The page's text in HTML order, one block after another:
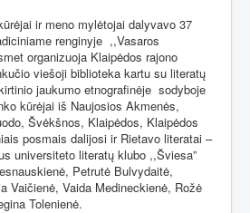
ir meno mylėtojai dalyvavo 37
renginyje ,,Vasaros
organizuoja Klaipėdos rajono
viešoji biblioteka kartu su literatų
jaukumo etnografinėje sodyboje
kūrėjai iš Naujosios Akmenės,
Švėkšnos, Klaipėdos, Klaipėdos
posmais dalijosi ir Rietavo literatai –
universiteto literatų klubo ,,Šviesa”
Petrutė Bulvydaitė,
Vaičienė, Vaida Medineckienė, Rožė
Tolenienė.